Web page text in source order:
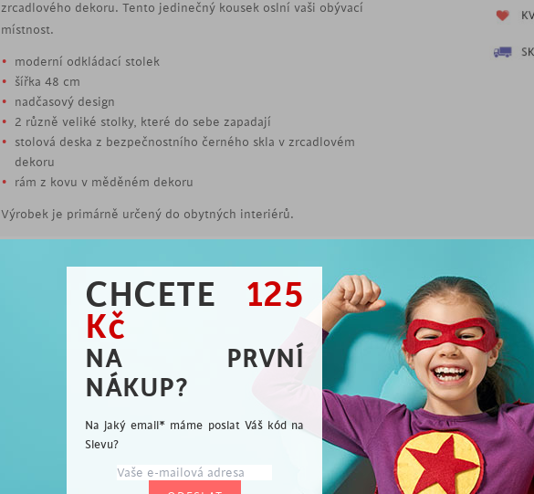
CHCETE
125
Kč
NA PRVNÍ
NÁKUP?
Na jaký email* máme poslat Váš kód na
Slevu?
zrcadlového dekoru. Tento jedinečný kousek oslní vaši obývací
místnost.
moderní odkládací stolek
šířka 48 cm
nadčasový design
2 různě veliké stolky, které do sebe zapadají
stolová deska z bezpečnostního černého skla v zrcadlovém
dekoru
rám z kovu v měděném dekoru
Výrobek je primárně určený do obytných interiérů.
Vybíráme pro Vás
jsme rádi, že jste se přidali k milovníkům dobrého